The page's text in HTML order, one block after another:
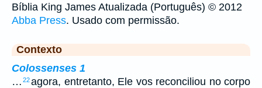
Bíblia King James Atualizada (Português) © 2012
Abba Press. Usado com permissão.
Contexto
Colossenses 1
… 22agora, entretanto, Ele vos reconciliou no corpo